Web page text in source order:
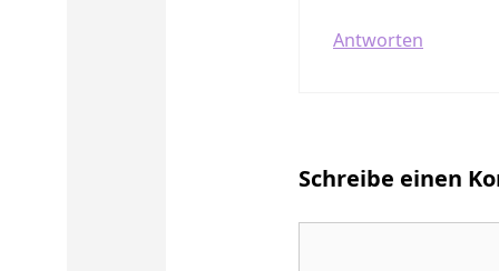
Antworten
Schreibe einen